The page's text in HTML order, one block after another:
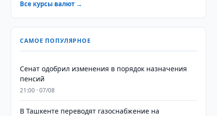
Все курсы валют →
САМОЕ ПОПУЛЯРНОЕ
Сенат одобрил изменения в порядок назначения
пенсий
21:00 · 07/08
В Ташкенте переводят газоснабжение на